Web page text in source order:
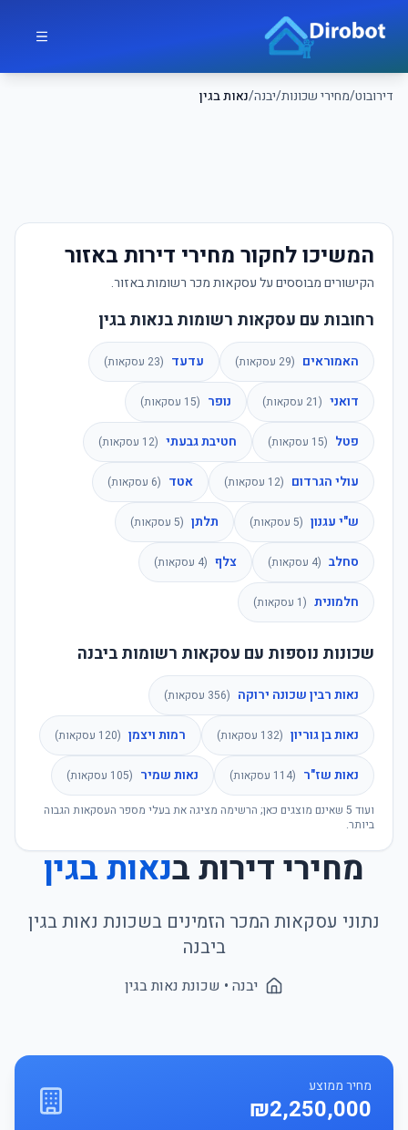
דירובוט/מחירי שכונות/יבנה/נאות בגין
דירובוט
המשיכו לחקור מחירי דירות באזור
הקישורים מבוססים על עסקאות מכר רשומות באזור.
רחובות עם עסקאות רשומות בנאות בגין
האמוראים (
29 עסקאות) עדעד (
23 עסקאות)
דואני (
21 עסקאות) נופר (
15 עסקאות)
פטל (
15 עסקאות) חטיבת גבעתי (
12 עסקאות)
עולי הגרדום (
12 עסקאות) אטד (
6 עסקאות)
ש"י עגנון (
5 עסקאות) תלתן (
5 עסקאות)
סחלב (
4 עסקאות) צלף (
4 עסקאות)
חלמונית (
1 עסקאות)
שכונות נוספות עם עסקאות רשומות ביבנה
נאות רבין שכונה ירוקה (
356 עסקאות)
נאות בן גוריון (
132 עסקאות) רמות ויצמן (
120 עסקאות)
נאות שז"ר (
114 עסקאות) נאות שמיר (
105 עסקאות)
ועוד 5 שאינם מוצגים כאן; הרשימה מציגה את בעלי מספר העסקאות הגבוה
ביותר.
מחירי דירות בנאות בגין
נתוני עסקאות המכר הזמינים בשכונת נאות בגין
ביבנה
יבנה • שכונת נאות בגין
מחיר ממוצע
₪2,250,000